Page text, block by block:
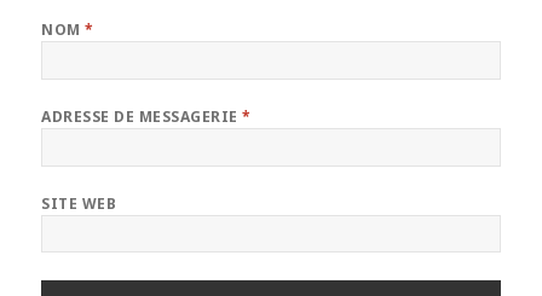
NOM*
ADRESSE DE MESSAGERIE*
SITE WEB